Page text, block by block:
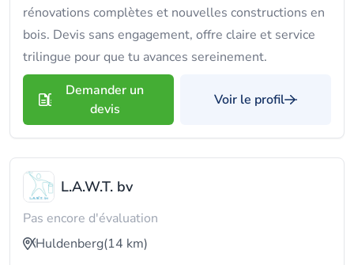
rénovations complètes et nouvelles constructions en
bois. Devis sans engagement, offre claire et service
trilingue pour que tu avances sereinement.
Demander un
devis
Voir le profil
L.A.W.T. bv
Pas encore d'évaluation
Huldenberg(14 km)